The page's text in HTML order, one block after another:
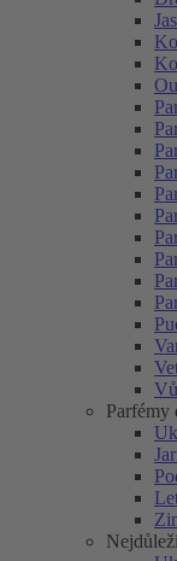
Parfémy